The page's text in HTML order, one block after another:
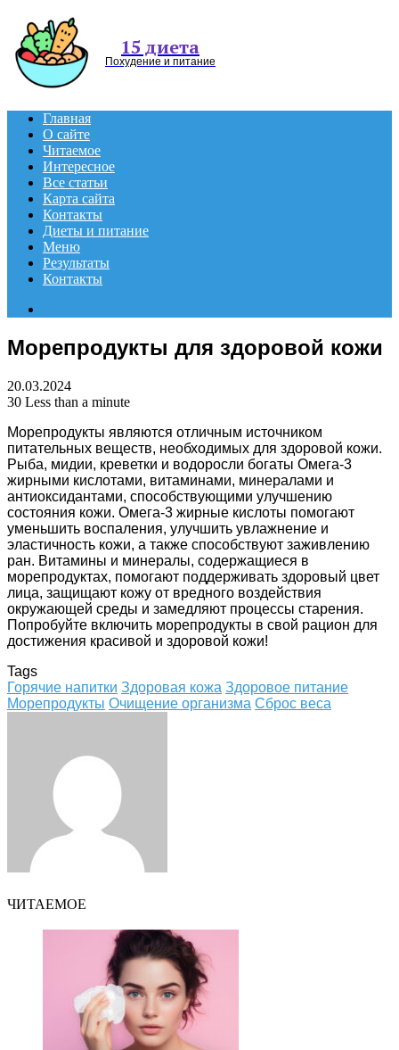
15 диета
Похудение и питание
Главная
О сайте
Читаемое
Интересное
Все статьи
Карта сайта
Контакты
Диеты и питание
Меню
Результаты
Контакты
Морепродукты для здоровой кожи
20.03.2024
30 Less than a minute
Морепродукты являются отличным источником
питательных веществ, необходимых для здоровой кожи.
Рыба, мидии, креветки и водоросли богаты Омега-3
жирными кислотами, витаминами, минералами и
антиоксидантами, способствующими улучшению
состояния кожи. Омега-3 жирные кислоты помогают
уменьшить воспаления, улучшить увлажнение и
эластичность кожи, а также способствуют заживлению
ран. Витамины и минералы, содержащиеся в
морепродуктах, помогают поддерживать здоровый цвет
лица, защищают кожу от вредного воздействия
окружающей среды и замедляют процессы старения.
Попробуйте включить морепродукты в свой рацион для
достижения красивой и здоровой кожи!
Tags
Горячие напитки Здоровая кожа Здоровое питание
Морепродукты Очищение организма Сброс веса
ЧИТАЕМОЕ